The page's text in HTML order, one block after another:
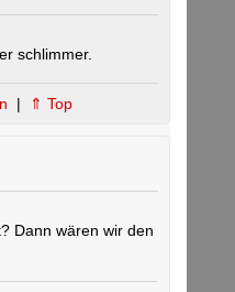
schlimmer.
| ⇑ Top
Dann wären wir den